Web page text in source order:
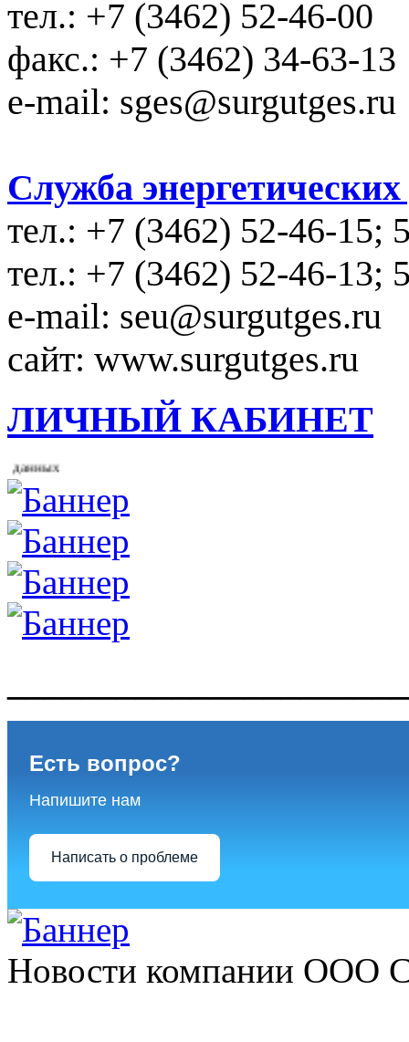
тел.: +7 (3462) 52-46-00
факс.: +7 (3462) 34-63-13
e-mail: sges@surgutges.ru
Служба
тел.: +7 (3462) 52-46-15;
тел.: +7 (3462) 52-46-13;
e-mail: seu@surgutges.ru
сайт: www.surgutges.ru
ЛИЧНЫЙ КАБИНЕТ
Есть вопрос?
Напишите нам
Написать о проблеме
Новости компании ООО